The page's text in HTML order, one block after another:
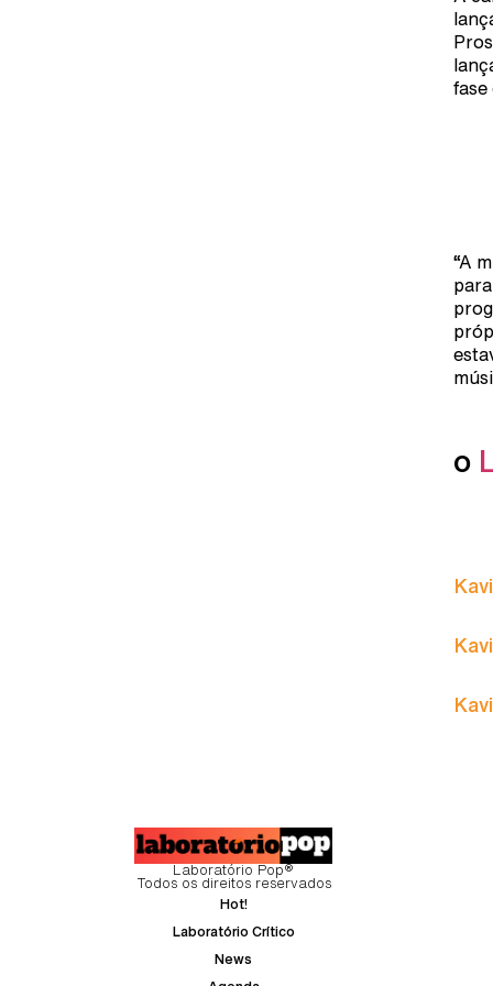
fase
“A
o
Laboratório Pop®
Todos os direitos reservados
Hot!
Laboratório Crítico
News